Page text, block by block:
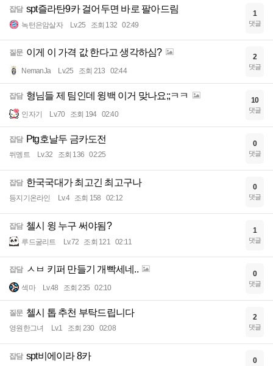
잡담 spt즐라탄9카 걸어두면 바로 팔아드림
녹턴은암살자 Lv.25 조회 132 02:49
1
댓글
질문 이게 이 가격 값 한다고 생각하심?
NemanJa Lv.25 조회 213 02:44
2
댓글
잡담 형님들 제 팀인데 윙백 이거 맞나요;;ㅋㅋ
인자기 Lv.70 조회 194 02:40
10
댓글
잡담 Ptg호날두 금카도전
쒸멩트 Lv.32 조회 136 02:25
0
댓글
잡담 한국국대가 최고긴 최고구나
등지기온라인 Lv.4 조회 158 02:12
0
댓글
잡담 첼시 윙 누구 써야됨?
루드굴리트 Lv.72 조회 121 02:11
1
댓글
잡담 ㅅㅂ 키퍼 만들기 개빡세네..
섹마 Lv.48 조회 235 02:10
0
댓글
질문 첼시 톱 추천 부탁드립니다
영원한그녀 Lv.1 조회 230 02:08
2
댓글
잡담 spt비에이라 8카 0